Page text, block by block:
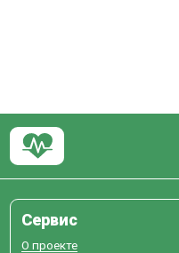
Сервис
О проекте